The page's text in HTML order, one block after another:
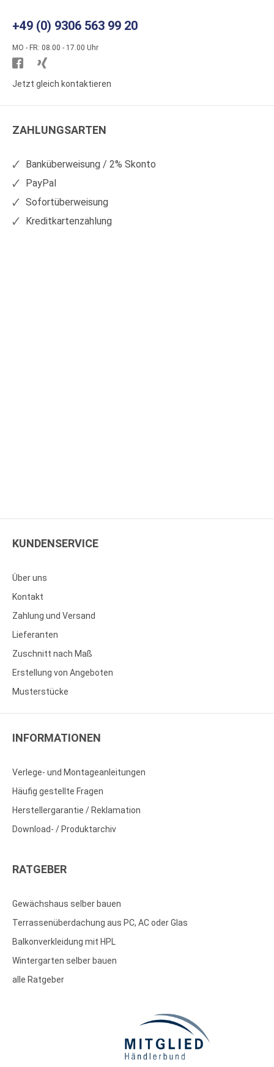
+49 (0) 9306 563 99 20
MO - FR: 08.00 - 17.00 Uhr
Besuchen
Sie
auf
Sie
auf
Jetzt gleich kontaktieren
ZAHLUNGSARTEN
Banküberweisung / 2% Skonto
PayPal
Sofortüberweisung
Kreditkartenzahlung
KUNDENSERVICE
Über uns
Kontakt
Zahlung und Versand
Lieferanten
Zuschnitt nach Maß
Erstellung von Angeboten
Musterstücke
INFORMATIONEN
Verlege- und Montageanleitungen
Häufig gestellte Fragen
Herstellergarantie / Reklamation
Download- / Produktarchiv
RATGEBER
Gewächshaus selber bauen
Terrassenüberdachung aus PC, AC oder Glas
Balkonverkleidung mit HPL
Wintergarten selber bauen
alle Ratgeber